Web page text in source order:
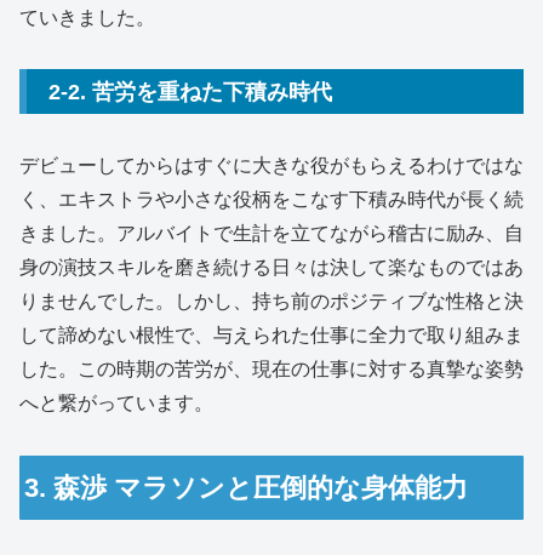
ていきました。
2-2. 苦労を重ねた下積み時代
デビューしてからはすぐに大きな役がもらえるわけではな
く、エキストラや小さな役柄をこなす下積み時代が長く続
きました。アルバイトで生計を立てながら稽古に励み、自
身の演技スキルを磨き続ける日々は決して楽なものではあ
りませんでした。しかし、持ち前のポジティブな性格と決
して諦めない根性で、与えられた仕事に全力で取り組みま
した。この時期の苦労が、現在の仕事に対する真摯な姿勢
へと繋がっています。
3. 森渉 マラソンと圧倒的な身体能力